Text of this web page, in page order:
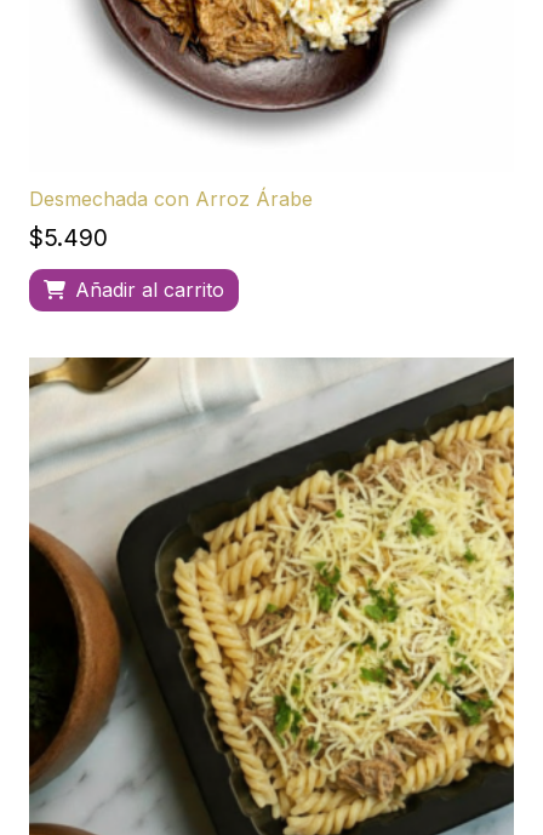
Desmechada con Arroz Árabe
$5.490
Añadir al carrito